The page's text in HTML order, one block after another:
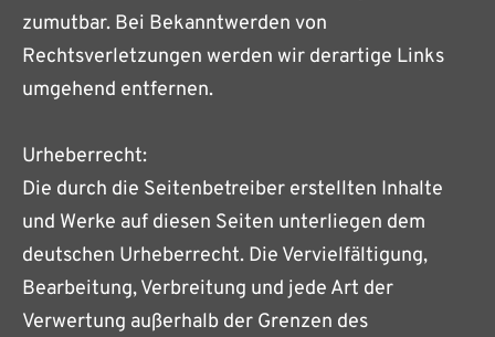
zumutbar. Bei Bekanntwerden von
Rechtsverletzungen werden wir derartige Links
umgehend entfernen.
Urheberrecht:
Die durch die Seitenbetreiber erstellten Inhalte
und Werke auf diesen Seiten unterliegen dem
deutschen Urheberrecht. Die Vervielfältigung,
Bearbeitung, Verbreitung und jede Art der
Verwertung außerhalb der Grenzen des